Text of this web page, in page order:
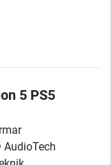
5 PS5
AudioTech